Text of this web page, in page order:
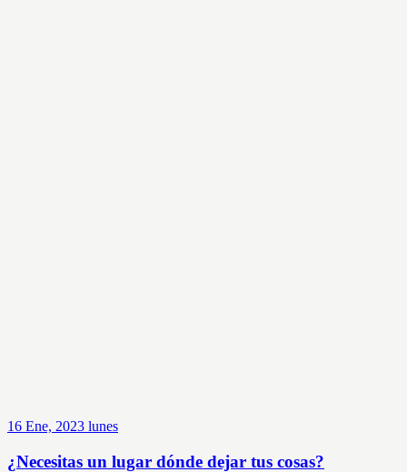
16 Ene, 2023 lunes
¿Necesitas un lugar dónde dejar tus cosas?